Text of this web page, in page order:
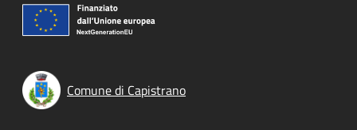
Comune di Capistrano